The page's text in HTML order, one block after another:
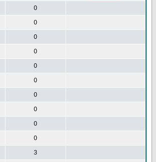
0
0
0
0
0
0
0
0
0
0
3